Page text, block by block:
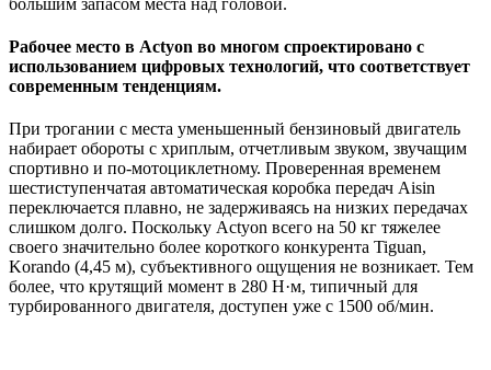
Рабочее место в Actyon во многом спроектировано с
использованием цифровых технологий, что соответствует
современным тенденциям.
При трогании с места уменьшенный бензиновый двигатель
набирает обороты с хриплым, отчетливым звуком, звучащим
спортивно и по-мотоциклетному. Проверенная временем
шестиступенчатая автоматическая коробка передач Aisin
переключается плавно, не задерживаясь на низких передачах
слишком долго. Поскольку Actyon всего на 50 кг тяжелее
своего значительно более короткого конкурента Tiguan,
Korando (4,45 м), субъективного ощущения не возникает. Тем
более, что крутящий момент в 280 Н·м, типичный для
турбированного двигателя, доступен уже с 1500 об/мин.